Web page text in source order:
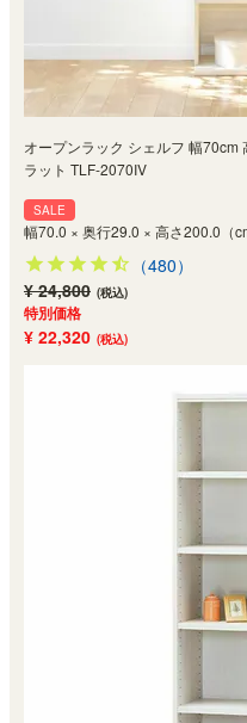
オープンラック シェルフ 幅70cm
ラット TLF-2070IV
SALE
幅70.0 × 奥行29.0 × 高さ200.0（
（480）
¥ 24,800 (税込)
特別価格
¥ 22,320 (税込)